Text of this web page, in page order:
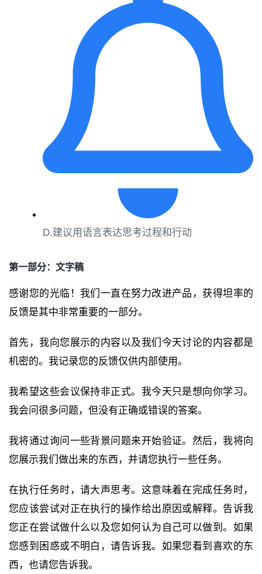
D.建议用语言表达思考过程和行动
第一部分：文字稿
感谢您的光临！我们一直在努力改进产品，获得坦率的
反馈是其中非常重要的一部分。
首先，我向您展示的内容以及我们今天讨论的内容都是
机密的。我记录您的反馈仅供内部使用。
我希望这些会议保持非正式。我今天只是想向你学习。
我会问很多问题，但没有正确或错误的答案。
我将通过询问一些背景问题来开始验证。然后，我将向
您展示我们做出来的东西，并请您执行一些任务。
在执行任务时，请大声思考。这意味着在完成任务时，
您应该尝试对正在执行的操作给出原因或解释。告诉我
您正在尝试做什么以及您如何认为自己可以做到。如果
您感到困惑或不明白，请告诉我。如果您看到喜欢的东
西，也请您告诉我。